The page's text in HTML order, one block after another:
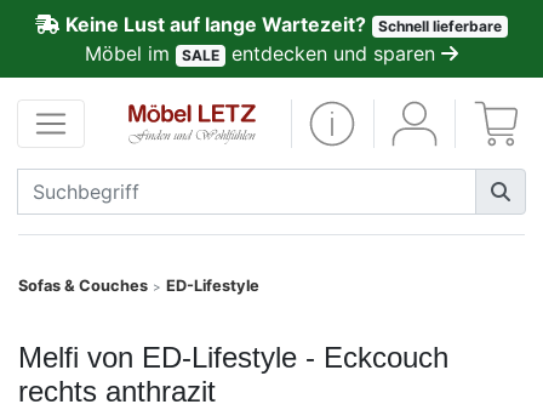
Keine Lust auf lange Wartezeit? Schnell lieferbare
Möbel im SALE entdecken und sparen
Sofas & Couches > ED-Lifestyle
Melfi von ED-Lifestyle - Eckcouch
rechts anthrazit
Kundenmeinungen
Anmelden
PREMIUM
Schnell
SALE